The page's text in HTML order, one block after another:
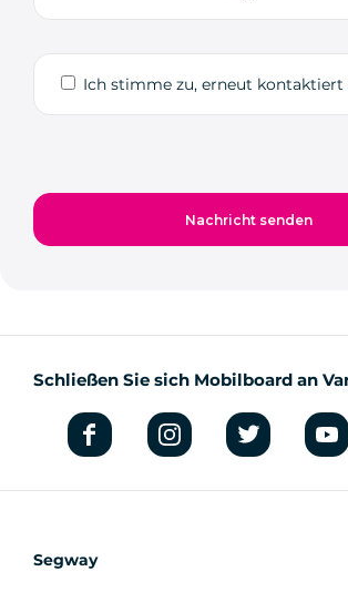
Ich stimme zu, erneut kontaktiert
Schließen Sie sich Mobilboard an
Segway